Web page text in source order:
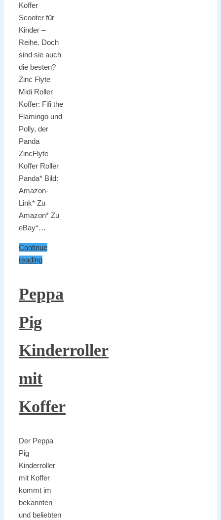
Koffer
Scooter für
Kinder –
Reihe. Doch
sind sie auch
die besten?
Zinc Flyte
Midi Roller
Koffer: Fifi the
Flamingo und
Polly, der
Panda
ZincFlyte
Koffer Roller
Panda* Bild:
Amazon-
Link* Zu
Amazon* Zu
eBay*…
Continue
reading
Peppa
Pig
Kinderroller
mit
Koffer
Der Peppa
Pig
Kinderroller
mit Koffer
kommt im
bekannten
und beliebten